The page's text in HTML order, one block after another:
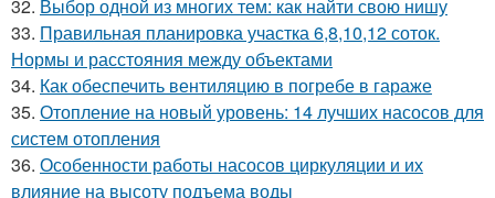
32. Выбор одной из многих тем: как найти свою нишу
33. Правильная планировка участка 6,8,10,12 соток.
Нормы и расстояния между объектами
34. Как обеспечить вентиляцию в погребе в гараже
35. Отопление на новый уровень: 14 лучших насосов для
систем отопления
36. Особенности работы насосов циркуляции и их
влияние на высоту подъема воды